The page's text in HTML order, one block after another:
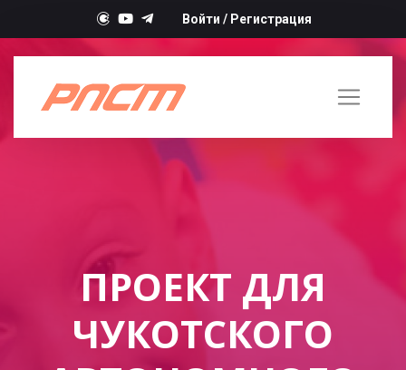
Войти / Регистрация
ПРОЕКТ ДЛЯ
ЧУКОТСКОГО